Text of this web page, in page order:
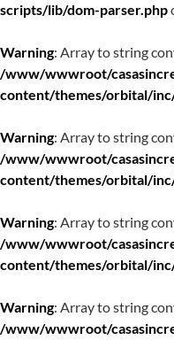
scripts/lib/dom-parser.php
Warning: Array to string
/www/wwwroot/
content/themes/orbital/
Warning: Array to string
/www/wwwroot/
content/themes/orbital/
Warning: Array to string
/www/wwwroot/
content/themes/orbital/
Warning: Array to string
/www/wwwroot/